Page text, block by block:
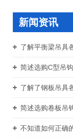
新闻资讯
了解平衡梁吊具
简述选购C型吊
了解了钢板吊具
简述选购卷板吊
不知道如何正确